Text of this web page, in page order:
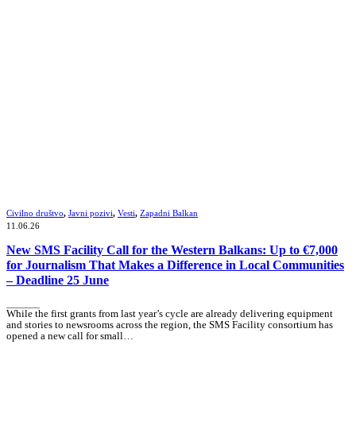
Civilno društvo, Javni pozivi, Vesti, Zapadni Balkan
11.06.26
New SMS Facility Call for the Western Balkans: Up to €7,000
for Journalism That Makes a Difference in Local Communities
– Deadline 25 June
While the first grants from last year’s cycle are already delivering equipment
and stories to newsrooms across the region, the SMS Facility consortium has
opened a new call for small…